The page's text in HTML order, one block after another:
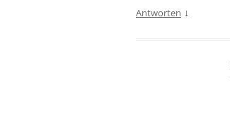
Antworten ↓